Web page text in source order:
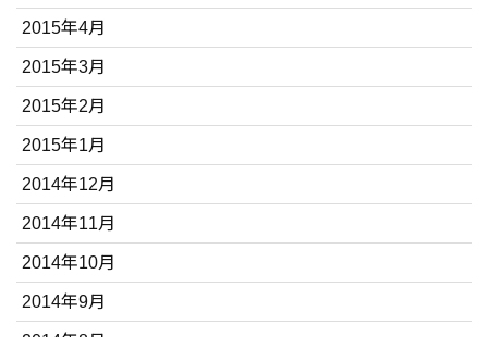
2015年4月
2015年3月
2015年2月
2015年1月
2014年12月
2014年11月
2014年10月
2014年9月